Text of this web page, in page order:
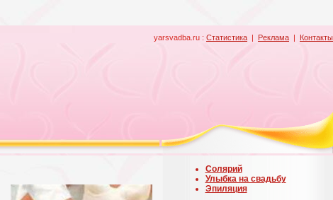
yarsvadba.ru : Статистика | Реклама | Контакты
Солярий
Улыбка на свадьбу
Эпиляция